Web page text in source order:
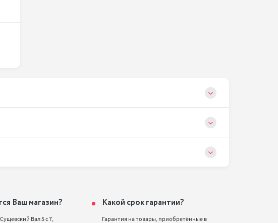
Ваш магазин?
Вал 5 с 7,
Какой срок гарантии?
Гарантия на товары, приобретённые в